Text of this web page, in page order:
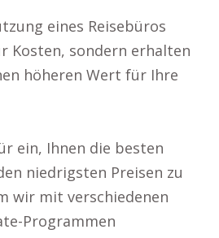
eines Reisebüros
Kosten, sondern erhalten
höheren Wert für Ihre
ein, Ihnen die besten
niedrigsten Preisen zu
wir mit verschiedenen
Programmen